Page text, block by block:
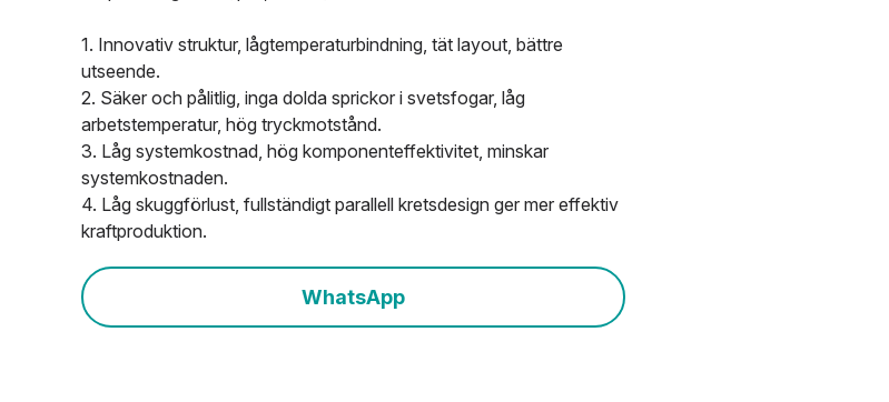
1. Innovativ struktur, lågtemperaturbindning, tät layout, bättre
utseende.
2. Säker och pålitlig, inga dolda sprickor i svetsfogar, låg
arbetstemperatur, hög tryckmotstånd.
3. Låg systemkostnad, hög komponenteffektivitet, minskar
systemkostnaden.
4. Låg skuggförlust, fullständigt parallell kretsdesign ger mer effektiv
kraftproduktion.
WhatsApp